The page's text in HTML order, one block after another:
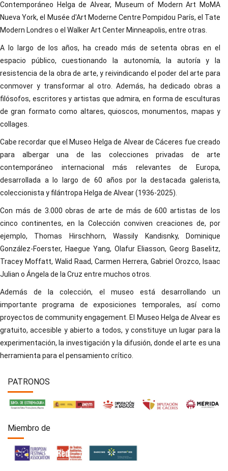
Contemporáneo Helga de Alvear, Museum of Modern Art MoMA
Nueva York, el Musée d'Art Moderne Centre Pompidou París, el Tate
Modern Londres o el Walker Art Center Minneapolis, entre otras.
A lo largo de los años, ha creado más de setenta obras en el
espacio público, cuestionando la autonomía, la autoría y la
resistencia de la obra de arte, y reivindicando el poder del arte para
conmover y transformar al otro. Además, ha dedicado obras a
filósofos, escritores y artistas que admira, en forma de esculturas
de gran formato como altares, quioscos, monumentos, mapas y
collages.
Cabe recordar que el Museo Helga de Alvear de Cáceres fue creado
para albergar una de las colecciones privadas de arte
contemporáneo internacional más relevantes de Europa,
desarrollada a lo largo de 60 años por la destacada galerista,
coleccionista y filántropa Helga de Alvear (1936-2025).
Con más de 3.000 obras de arte de más de 600 artistas de los
cinco continentes, en la Colección conviven creaciones de, por
ejemplo, Thomas Hirschhorn, Wassily Kandisnky, Dominique
González-Foerster, Haegue Yang, Olafur Eliasson, Georg Baselitz,
Tracey Moffatt, Walid Raad, Carmen Herrera, Gabriel Orozco, Isaac
Julian o Ángela de la Cruz entre muchos otros.
Además de la colección, el museo está desarrollando un
importante programa de exposiciones temporales, así como
proyectos de community engagement. El Museo Helga de Alvear es
gratuito, accesible y abierto a todos, y constituye un lugar para la
experimentación, la investigación y la difusión, donde el arte es una
herramienta para el pensamiento crítico.
PATRONOS
Miembro de